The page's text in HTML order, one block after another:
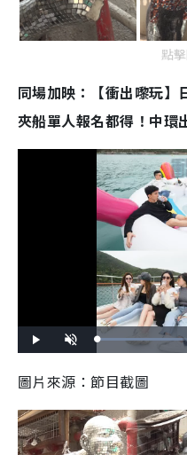
點
同場加映：【衝出嚟玩】
夾船單人報名都得！中環
l
n
t
e
L
o
e
d
3
.
2
0
%
圖片來源：節目截圖